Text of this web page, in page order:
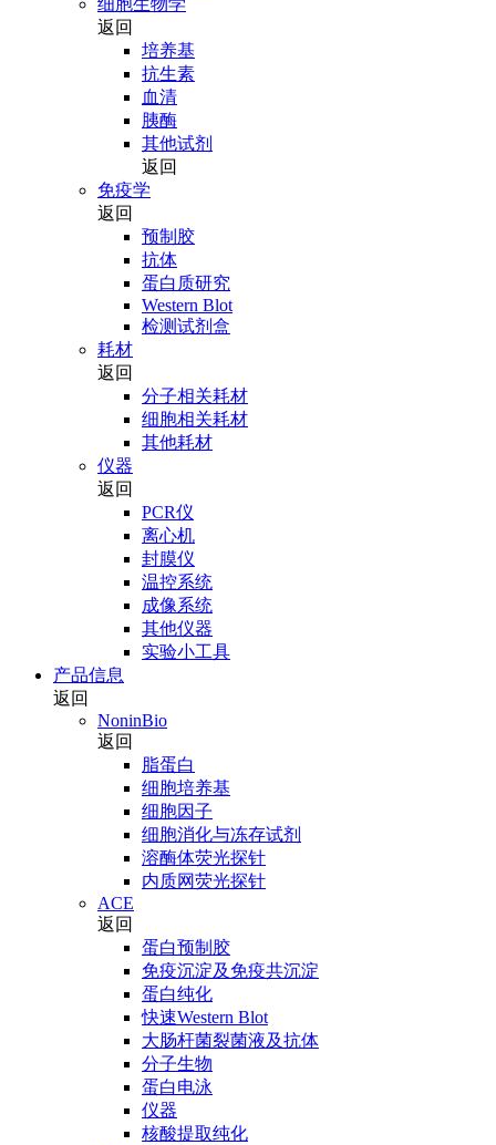
返回
培养基
抗生素
血清
胰酶
其他试剂
返回
免疫学
返回
预制胶
抗体
蛋白质研究
Western Blot
检测试剂盒
耗材
返回
分子相关耗材
细胞相关耗材
其他耗材
仪器
返回
PCR仪
离心机
封膜仪
温控系统
成像系统
其他仪器
实验小工具
产品信息
返回
NoninBio
返回
脂蛋白
细胞培养基
细胞因子
细胞消化与冻存试剂
溶酶体荧光探针
内质网荧光探针
ACE
返回
蛋白预制胶
免疫沉淀及免疫共沉淀
蛋白纯化
快速Western Blot
大肠杆菌裂菌液及抗体
分子生物
蛋白电泳
仪器
核酸提取纯化